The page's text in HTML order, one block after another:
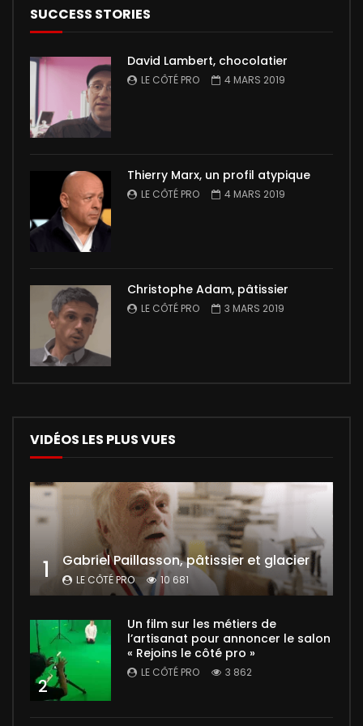
SUCCESS STORIES
David Lambert, chocolatier
LE CÔTÉ PRO 4 MARS 2019
Thierry Marx, un profil atypique
LE CÔTÉ PRO 4 MARS 2019
Christophe Adam, pâtissier
LE CÔTÉ PRO 3 MARS 2019
VIDÉOS LES PLUS VUES
1 Gabriel Paillasson, pâtissier et glacier
LE CÔTÉ PRO 10 681
2
Un film sur les métiers de
l’artisanat pour annoncer le salon
« Rejoins le côté pro »
LE CÔTÉ PRO 3 862